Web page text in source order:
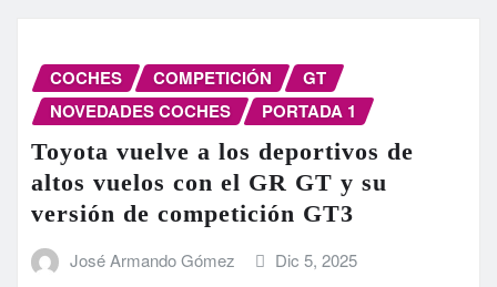
COCHES COMPETICIÓN
GT
NOVEDADES COCHES
PORTADA 1
Toyota vuelve a los deportivos de
altos vuelos con el GR GT y su
versión de competición GT3
José Armando Gómez Dic 5, 2025